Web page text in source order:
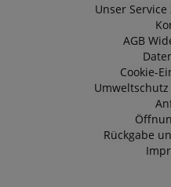
Unser
AGB
Cookie-
Rückgabe